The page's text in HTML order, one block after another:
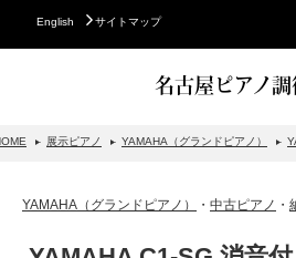
English サイトマップ
名古屋ピアノ
展示ピアノ YAMAHA（グランドピアノ）
YAMAHA（グランドピアノ） ・ 中古ピアノ ・